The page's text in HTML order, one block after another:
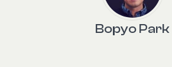
Bopyo Park